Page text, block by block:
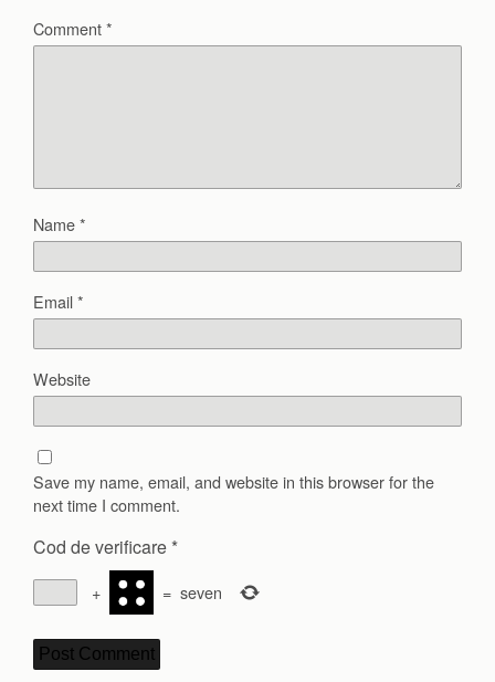
Comment*
Name*
Email*
Website
Save my name, email, and website in this browser for the
next time I comment.
Cod de verificare *
+ = seven